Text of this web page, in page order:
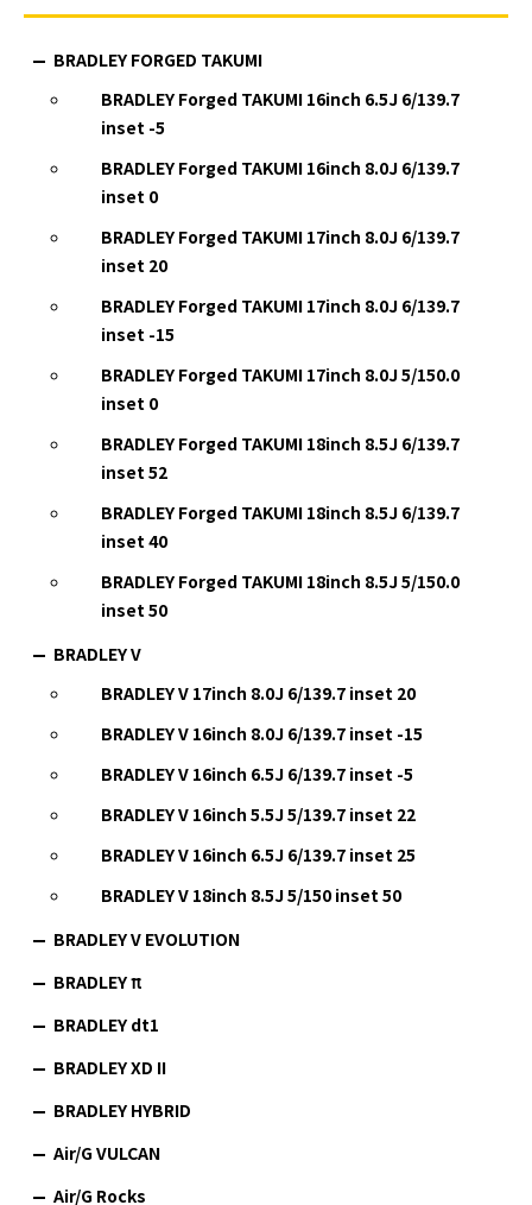
BRADLEY FORGED TAKUMI
BRADLEY Forged TAKUMI 16inch 6.5J 6/139.7
inset -5
BRADLEY Forged TAKUMI 16inch 8.0J 6/139.7
inset 0
BRADLEY Forged TAKUMI 17inch 8.0J 6/139.7
inset 20
BRADLEY Forged TAKUMI 17inch 8.0J 6/139.7
inset -15
BRADLEY Forged TAKUMI 17inch 8.0J 5/150.0
inset 0
BRADLEY Forged TAKUMI 18inch 8.5J 6/139.7
inset 52
BRADLEY Forged TAKUMI 18inch 8.5J 6/139.7
inset 40
BRADLEY Forged TAKUMI 18inch 8.5J 5/150.0
inset 50
BRADLEY V
BRADLEY V 17inch 8.0J 6/139.7 inset 20
BRADLEY V 16inch 8.0J 6/139.7 inset -15
BRADLEY V 16inch 6.5J 6/139.7 inset -5
BRADLEY V 16inch 5.5J 5/139.7 inset 22
BRADLEY V 16inch 6.5J 6/139.7 inset 25
BRADLEY V 18inch 8.5J 5/150 inset 50
BRADLEY V EVOLUTION
BRADLEY π
BRADLEY dt1
BRADLEY XD II
BRADLEY HYBRID
Air/G VULCAN
Air/G Rocks